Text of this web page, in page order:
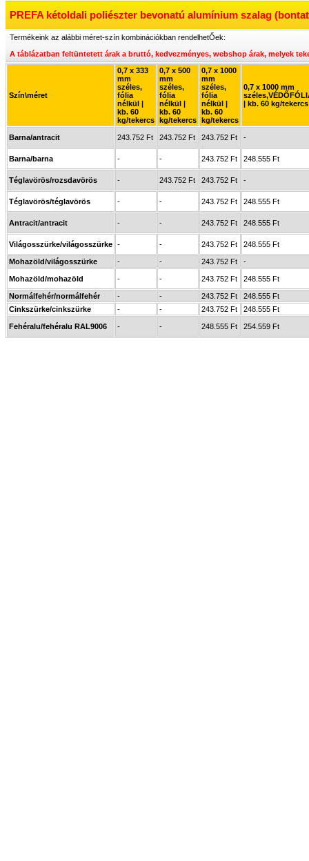
PREFA kétoldali poliészter bevonatú alumínium szalag
Termékeink az alábbi méret-szín kombinációkban rendelhetŐek:
A táblázatban feltüntetett árak a bruttó, kedvezményes, webshop árak, melyek
Szín\méret
0,7 x 333
mm
széles,
fólia
nélkül |
kb. 60
kg/tekercs
0,7 x 500
mm
széles,
fólia
nélkül |
kb. 60
kg/tekercs
0,7 x 1000
mm
széles,
fólia
nélkül |
kb. 60
kg/tekercs
0,7 x 1000 mm
| kb. 60 kg/tekercs
Barna/antracit 243.752 Ft 243.752 Ft 243.752 Ft -
Barna/barna - - 243.752 Ft 248.555 Ft
Téglavörös/rozsdavörös - 243.752 Ft 243.752 Ft -
Téglavörös/téglavörös - - 243.752 Ft 248.555 Ft
Antracit/antracit - - 243.752 Ft 248.555 Ft
Világosszürke/világosszürke - - 243.752 Ft 248.555 Ft
Mohazöld/világosszürke - - 243.752 Ft -
Mohazöld/mohazöld - - 243.752 Ft 248.555 Ft
Normálfehér/normálfehér - - 243.752 Ft
248.555 Ft
Cinkszürke/cinkszürke
- - 243.752 Ft 248.555 Ft
Fehéralu/fehéralu RAL9006 - - 248.555 Ft 254.559 Ft